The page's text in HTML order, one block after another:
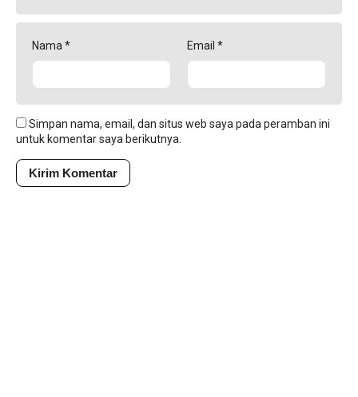
Nama* Email *
Simpan nama, email, dan situs web saya pada peramban ini
untuk komentar saya berikutnya.